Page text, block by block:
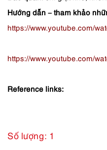
Hướng dẫn – tham khảo
https://www.youtube.com/
https://www.youtube.com/
Reference links:
Số lượng: 1